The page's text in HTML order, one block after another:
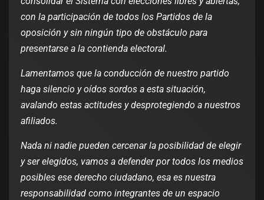
con la participación de todos los Partidos de la
oposición y sin ningún tipo de obstáculo para
presentarse a la contienda electoral.
Lamentamos que la conducción de nuestro partido
haga silencio y oídos sordos a esta situación,
avalando estas actitudes y desprotegiendo a nuestros
afiliados.
Nada ni nadie pueden cercenar la posibilidad de elegir
y ser elegidos, vamos a defender por todos los medios
posibles ese derecho ciudadano, esa es nuestra
responsabilidad como integrantes de un espacio